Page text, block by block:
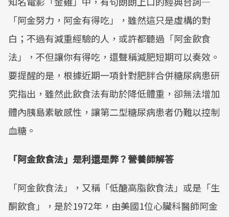
「阿金努力，阿金有得吃」，雖然這只是虛構的對
白；不過有減重經驗的人，或許都聽過「阿金飲食
法」，不但讓你有得吃，還聲稱減肥短期可以奏效。
要提醒的是，根據近期一項針對肥胖合併糖尿病患研
究指出，雖然此飲食法有助於降低體重，卻無法增加
體內胰島素敏感性，讓第二型糖尿病患者仍難以控制
血糖。
「阿金飲食法」是利還是弊？營養師解答
「阿金飲食法」，又稱「低醣高脂飲食法」或是「生
酮飲食」，是於1972年，由美國1位心臟科醫師阿金